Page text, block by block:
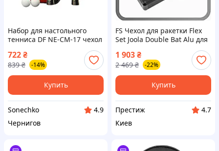
Набор для настольного
тенниса DF NE-CM-17 чехол
722₴
839 ₴ -14%
Купить
Sonechko
4.9
Чернигов
FS Чехол для ракетки Flex
Set Joola Double Bat Alu для
защитный чехол для
ракеток SET18-F
1 903₴
2 469 ₴ -22%
Купить
Престиж
4.7
Киев